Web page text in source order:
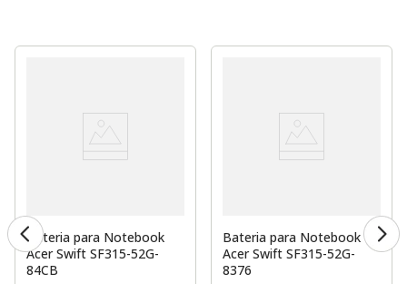
Bateria para Notebook
Acer Swift SF315-52G-
84CB
Bateria para Notebook
Acer Swift SF315-52G-
8376